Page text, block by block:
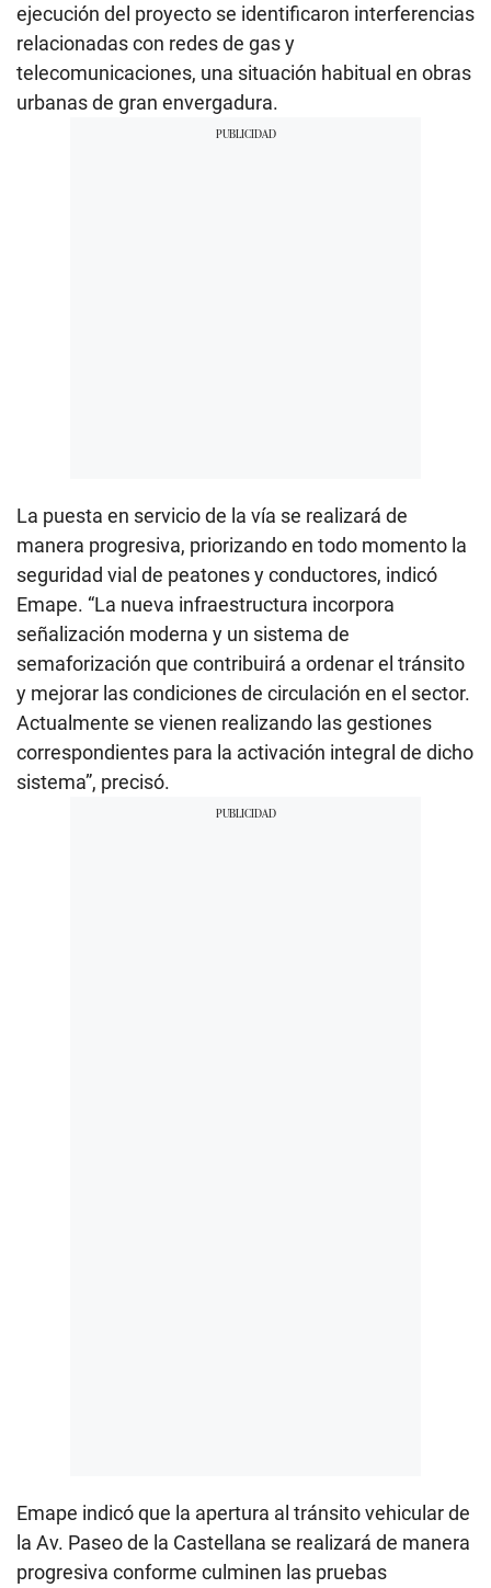
ejecución del proyecto se identificaron interferencias
relacionadas con redes de gas y
telecomunicaciones, una situación habitual en obras
urbanas de gran envergadura.
La puesta en servicio de la vía se realizará de
manera progresiva, priorizando en todo momento la
seguridad vial de peatones y conductores, indicó
Emape. “La nueva infraestructura incorpora
señalización moderna y un sistema de
semaforización que contribuirá a ordenar el tránsito
y mejorar las condiciones de circulación en el sector.
Actualmente se vienen realizando las gestiones
correspondientes para la activación integral de dicho
sistema”, precisó.
Emape indicó que la apertura al tránsito vehicular de
la Av. Paseo de la Castellana se realizará de manera
progresiva conforme culminen las pruebas